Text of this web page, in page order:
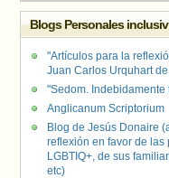
Blogs Personales
"Artículos para la
Juan Carlos Urquhart
"Sedom. Indebidamente
Anglicanum Scriptorium
Blog de Jesús Donaire
reflexión en favor de las
LGBTIQ+, de sus
etc)